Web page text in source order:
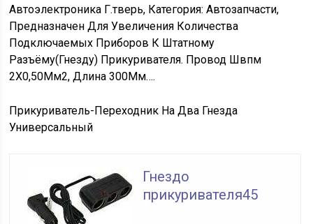
Автоэлектроника Г.тверь, Категория: Автозапчасти,
Предназначен Для Увеличения Количества
Подключаемых Приборов К Штатному
Разъёму(Гнезду) Прикуривателя. Провод Швпм
2Х0,50Мм2, Длина 300Мм….
Прикуриватель-Переходник На Два Гнезда
Универсальный
Гнездо
прикуривателя45